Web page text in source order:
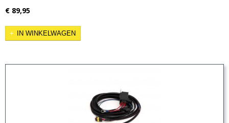
€ 89,95
IN WINKELWAGEN